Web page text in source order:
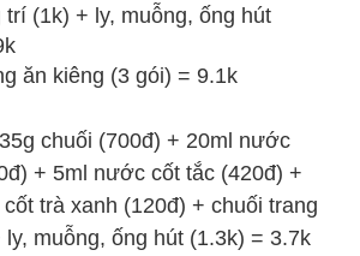
trí (1k) + ly, muỗng, ống hút
ăn kiêng (3 gói) = 9.1k
35g chuối (700đ) + 20ml nước
+ 5ml nước cốt tắc (420đ) +
trà xanh (120đ) + chuối trang
muỗng, ống hút (1.3k) = 3.7k